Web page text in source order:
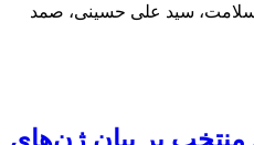
سلامت، سید علی حسینی، صمد
منتخب بر بیان ژن‌های